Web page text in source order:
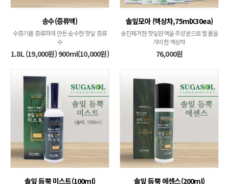
송수(증류액)
수증기를 증류하여 만든 순수한 잣잎 증류
수
1.8L (19,000원) 900ml(10,000원)
솔잎모아 (액상차,75mlX30ea)
송진제거한 잣잎원액을 주성분으로 벌꿀을
가미한 액상차
76,000원
솔잎 듬뿍 미스트(100ml) 솔잎 듬뿍 에센스(200ml)